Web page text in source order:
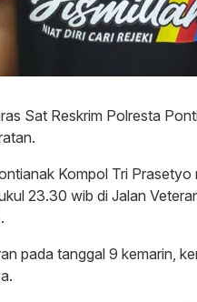
Sat Reskrim Polresta
Kompol Tri
23.30 wib di Jalan
pada tanggal 9 kemarin,